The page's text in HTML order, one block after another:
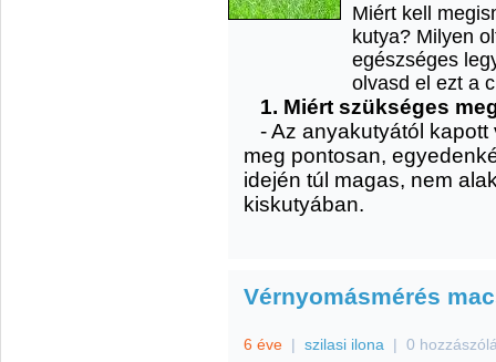
Miért kell
kutya? Milyen
egészséges
olvasd el ezt a
1. Miért szükséges
- Az anyakutyától
meg pontosan,
idején túl magas, nem
kiskutyában.
Vérnyomásmérés
6 éve | szilasi ilona | 0